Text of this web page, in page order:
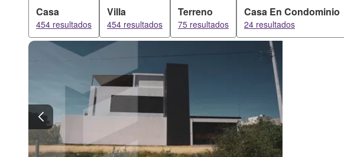
Casa
454 resultados
Villa
454 resultados
Terreno
75 resultados
Casa En Condominio
24 resultados